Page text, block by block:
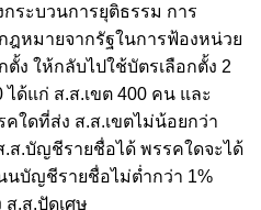
ระบวนการยุติธรรม การ
ฎหมายจากรัฐในการฟ้องหน่วย
ตั้ง ให้กลับไปใช้บัตรเลือกตั้ง 2
ด้แก่ ส.ส.เขต 400 คน และ
ใดที่ส่ง ส.ส.เขตไม่น้อยกว่า
ส.บัญชีรายชื่อได้ พรรคใดจะได้
บัญชีรายชื่อไม่ต่ำกว่า 1%
.ส.ปัดเศษ